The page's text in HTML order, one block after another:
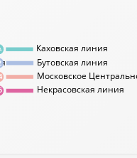
Каховская линия
Бутовская линия
Московское
Некрасовская линия